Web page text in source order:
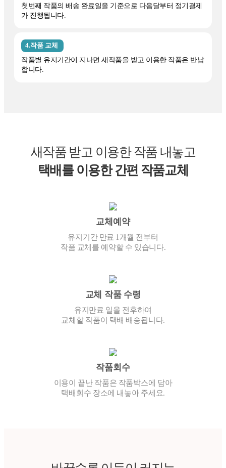
첫번째 작품의 배송 완료일을 기준으로 다음달부터 정기결제
가 진행됩니다.
4.작품 교체
작품별 유지기간이 지나면 새작품을 받고 이용한 작품은 반납
합니다.
새작품 받고 이용한 작품 내놓고
택배를 이용한 간편 작품교체
교체예약
유지기간 만료 1개월 전부터
작품 교체를 예약할 수 있습니다.
교체 작품 수령
유지만료 일을 전후하여
교체할 작품이 택배 배송됩니다.
작품회수
이용이 끝난 작품은 작품박스에 담아
택배회수 장소에 내놓아 주세요.